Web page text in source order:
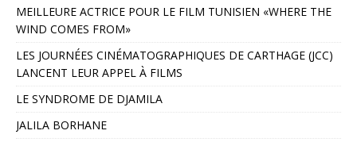
MEILLEURE ACTRICE POUR LE FILM TUNISIEN «WHERE THE
WIND COMES FROM»
LES JOURNÉES CINÉMATOGRAPHIQUES DE CARTHAGE (JCC)
LANCENT LEUR APPEL À FILMS
LE SYNDROME DE DJAMILA
JALILA BORHANE